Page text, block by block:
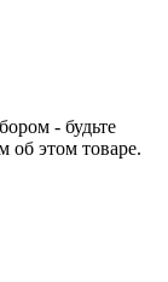
- будьте
об этом товаре.